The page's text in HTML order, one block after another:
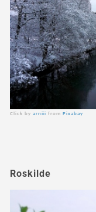
Click by arniii fromPixabay
Roskilde